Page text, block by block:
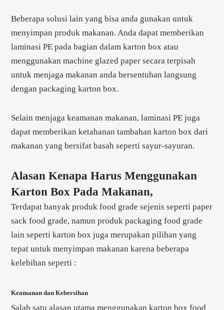
Beberapa solusi lain yang bisa anda gunakan untuk
menyimpan produk makanan. Anda dapat memberikan
laminasi PE pada bagian dalam karton box atau
menggunakan machine glazed paper secara terpisah
untuk menjaga makanan anda bersentuhan langsung
dengan packaging karton box.
Selain menjaga keamanan makanan, laminasi PE juga
dapat memberikan ketahanan tambahan karton box dari
makanan yang bersifat basah seperti sayur-sayuran.
Alasan Kenapa Harus Menggunakan
Karton Box Pada Makanan,
Terdapat banyak produk food grade sejenis seperti paper
sack food grade, namun produk packaging food grade
lain seperti karton box juga merupakan pilihan yang
tepat untuk menyimpan makanan karena beberapa
kelebihan seperti :
Keamanan dan Kebersihan
Salah satu alasan utama menggunakan karton box food